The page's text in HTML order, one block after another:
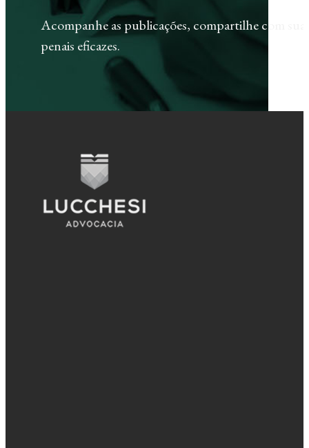
Acompanhe as publicações, compartilhe com
penais eficazes.